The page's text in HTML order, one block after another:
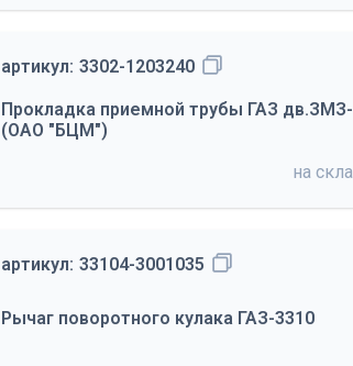
артикул: 3302-1203240
Прокладка приемной трубы ГАЗ
(ОАО "БЦМ")
на
артикул: 33104-3001035
Рычаг поворотного кулака ГАЗ-3310